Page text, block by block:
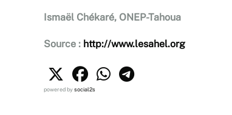
Ismaël Chékaré, ONEP-Tahoua
Source : http://www.lesahel.org
powered bysocial2s